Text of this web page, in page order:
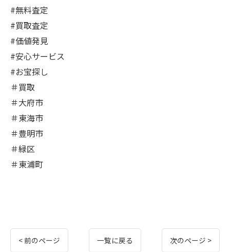
#無料査定
#買取査定
#価値発見
#安心サービス
#お宝探し
＃買取
＃大府市
＃東海市
＃豊明市
＃緑区
＃東浦町
< 前のページ 一覧に戻る 次のページ >